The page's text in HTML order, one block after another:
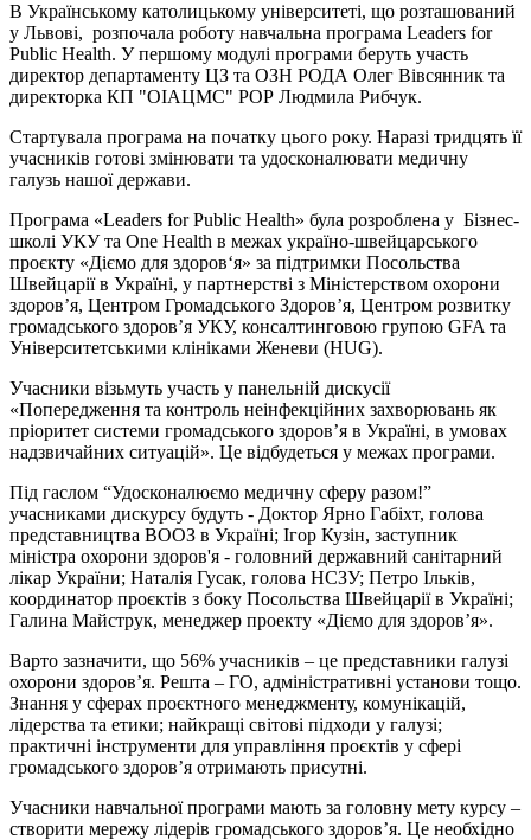
В Українському католицькому університеті, що розташований
у Львові, розпочала роботу навчальна програма Leaders for
Public Health. У першому модулі програми беруть участь
директор департаменту ЦЗ та ОЗН РОДА Олег Вівсянник та
директорка КП "ОІАЦМС" РОР Людмила Рибчук.
Стартувала програма на початку цього року. Наразі тридцять її
учасників готові змінювати та удосконалювати медичну
галузь нашої держави.
Програма «Leaders for Public Health» була розроблена у Бізнес-
школі УКУ та One Health в межах україно-швейцарського
проєкту «Діємо для здоров‘я» за підтримки Посольства
Швейцарії в Україні, у партнерстві з Міністерством охорони
здоров’я, Центром Громадського Здоров’я, Центром розвитку
громадського здоров’я УКУ, консалтинговою групою GFA та
Університетськими клініками Женеви (HUG).
Учасники візьмуть участь у панельній дискусії
«Попередження та контроль неінфекційних захворювань як
пріоритет системи громадського здоров’я в Україні, в умовах
надзвичайних ситуацій». Це відбудеться у межах програми.
Під гаслом “Удосконалюємо медичну сферу разом!”
учасниками дискурсу будуть - Доктор Ярно Габіхт, голова
представництва ВООЗ в Україні; Ігор Кузін, заступник
міністра охорони здоров'я - головний державний санітарний
лікар України; Наталія Гусак, голова НСЗУ; Петро Ільків,
координатор проєктів з боку Посольства Швейцарії в Україні;
Галина Майструк, менеджер проекту «Діємо для здоров’я».
Варто зазначити, що 56% учасників – це представники галузі
охорони здоров’я. Решта – ГО, адміністративні установи тощо.
Знання у сферах проєктного менеджменту, комунікацій,
лідерства та етики; найкращі світові підходи у галузі;
практичні інструменти для управління проєктів у сфері
громадського здоров’я отримають присутні.
Учасники навчальної програми мають за головну мету курсу –
створити мережу лідерів громадського здоров’я. Це необхідно